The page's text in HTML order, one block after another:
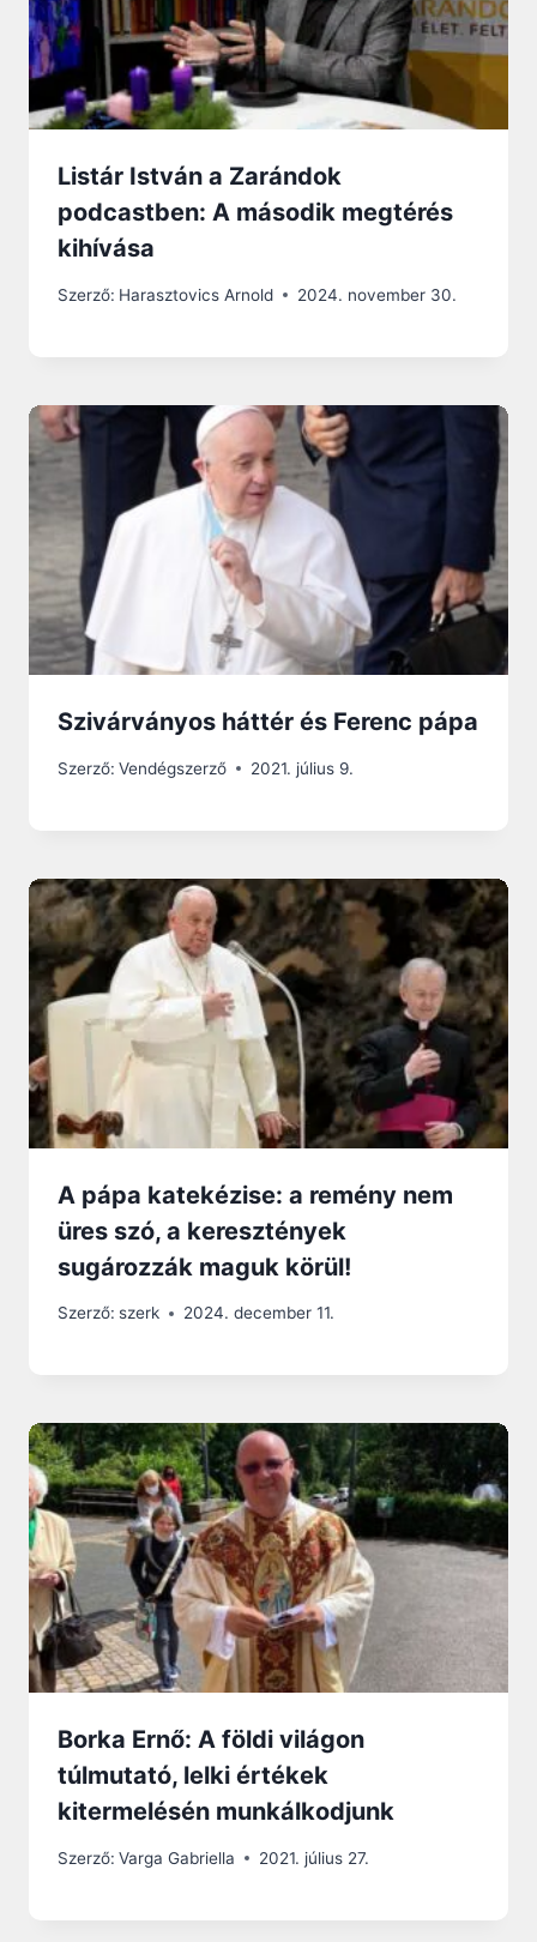
Listár István a Zarándok
podcastben: A második megtérés
kihívása
Szerző: Harasztovics Arnold 2024. november 30.
Szivárványos háttér és Ferenc pápa
Szerző: Vendégszerző 2021. július 9.
A pápa katekézise: a remény nem
üres szó, a keresztények
sugározzák maguk körül!
Szerző: szerk 2024. december 11.
Borka Ernő: A földi világon
túlmutató, lelki értékek
kitermelésén munkálkodjunk
Szerző: Varga Gabriella 2021. július 27.